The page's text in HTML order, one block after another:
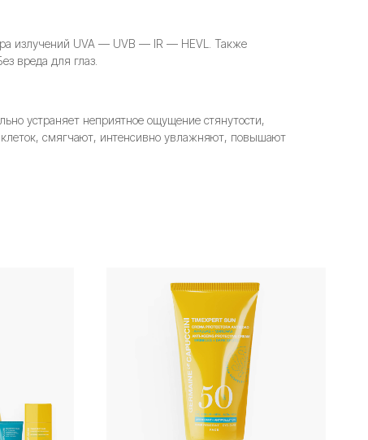
излучений UVA — UVB — IR — HEVL. Также
вреда для глаз.
устраняет неприятное ощущение стянутости,
смягчают, интенсивно увлажняют, повышают